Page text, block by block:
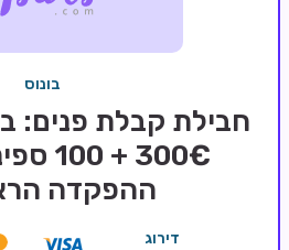
בלאקג'ק אונליין
בונוס
300€
ההפקדה
דירוג